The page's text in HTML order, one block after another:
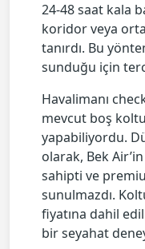
24-48 saat kala
koridor veya
tanırdı. Bu
sunduğu için
Havalimanı
mevcut boş
yapabiliyordu.
olarak, Bek
sahipti ve
sunulmazdı.
fiyatına dahil
bir seyahat